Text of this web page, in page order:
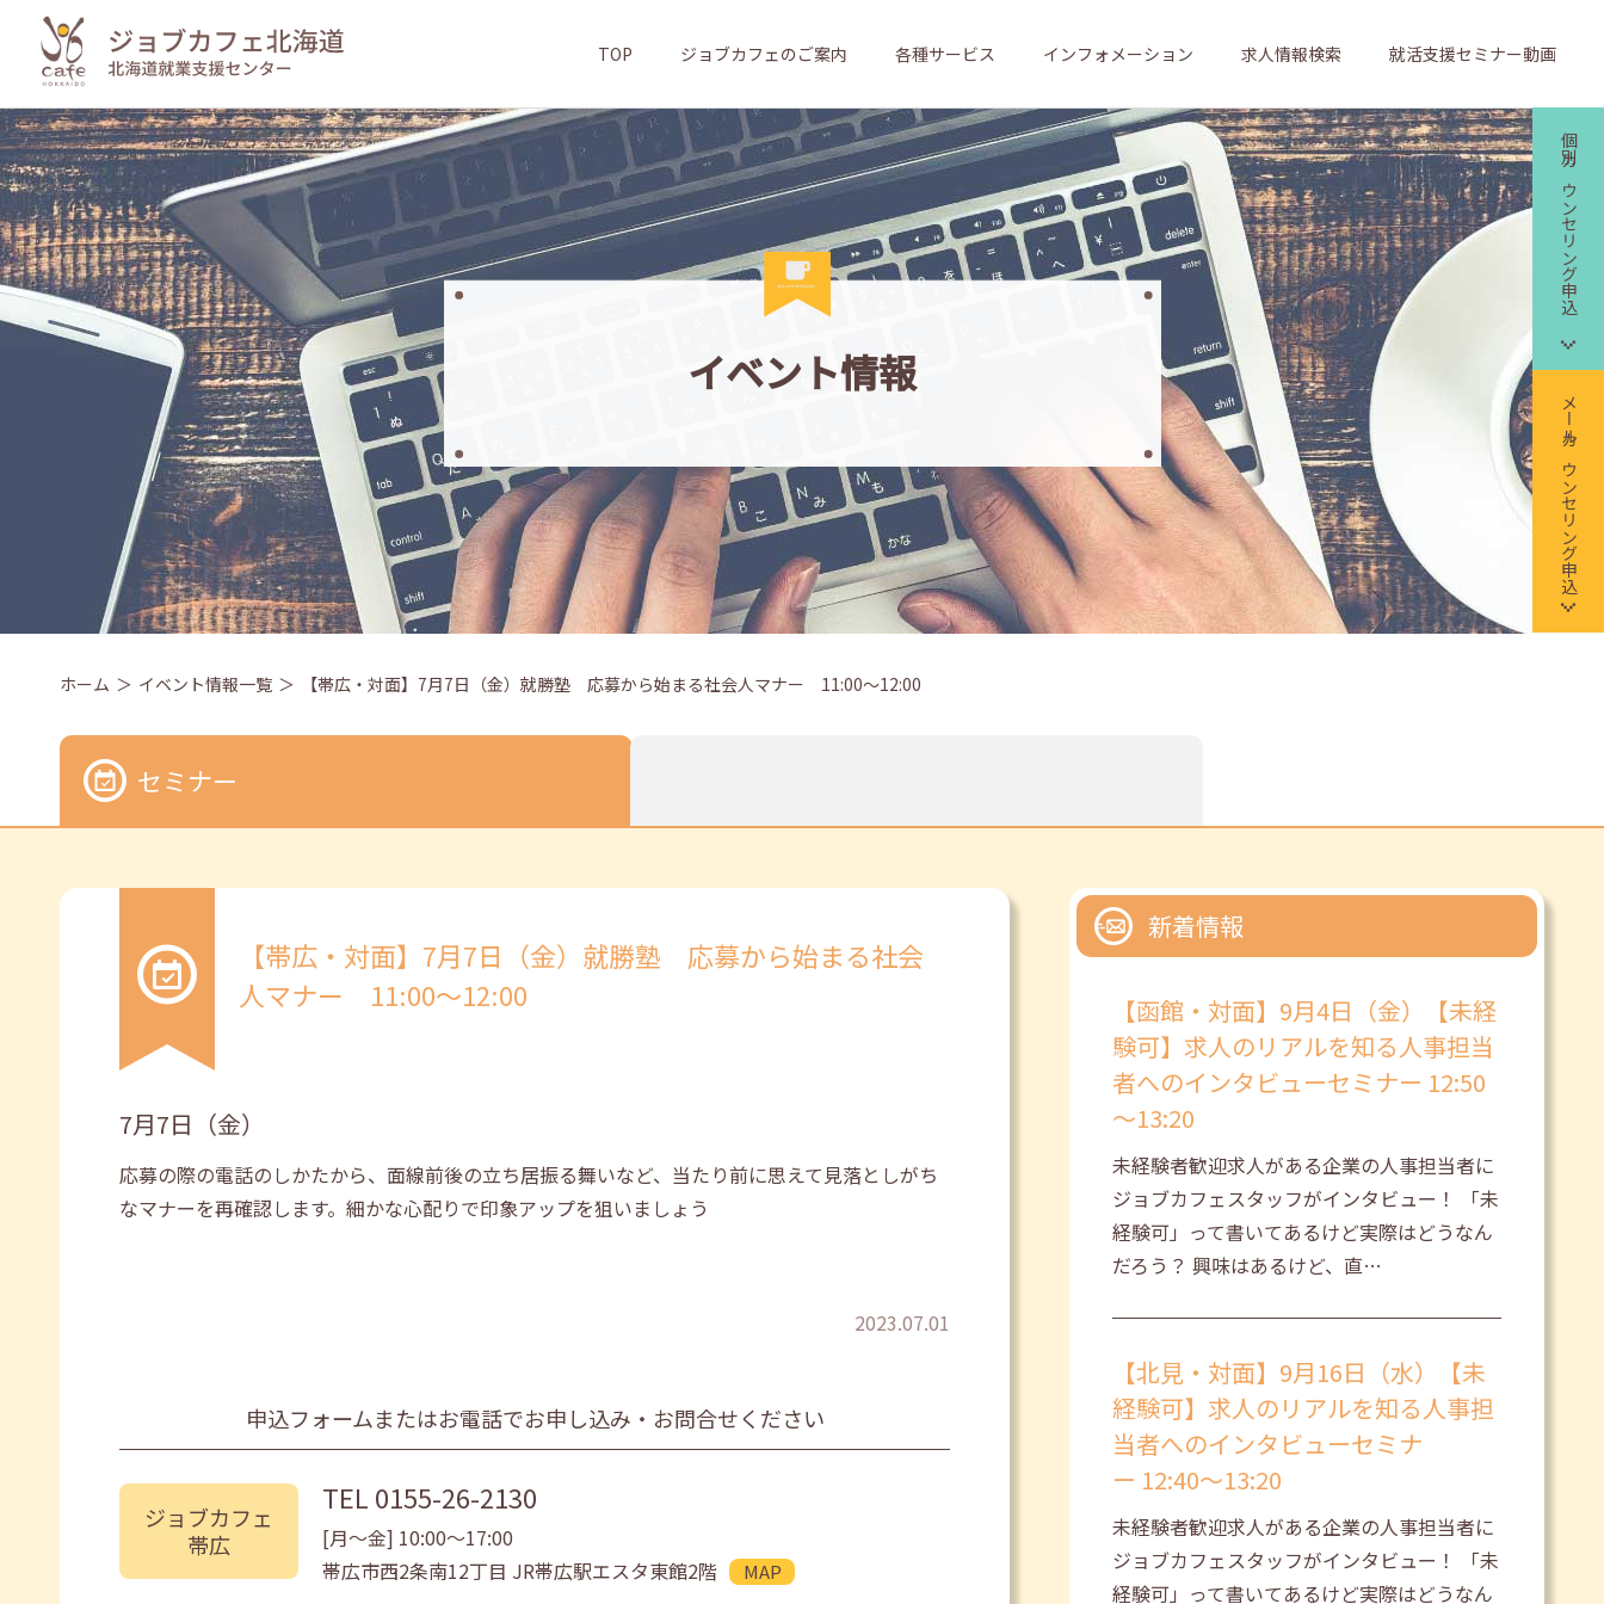
TOP ジョブカフェのご案内 各種サービス インフォメーション 求人情報検索 就活支援セミナー動画
個別カウンセリング申込
メールカウンセリング申込
イベント情報
ホーム イベント情報一覧 【帯広・対面】7月7日（金）就勝塾 応募から始まる社会人マナー 11:00～12:00
セミナー
【帯広・対面】7月7日（金）就勝塾 応募から始まる社会
人マナー 11:00～12:00
7月7日（金）
応募の際の電話のしかたから、面線前後の立ち居振る舞いなど、当たり前に思えて見落としがち
なマナーを再確認します。細かな心配りで印象アップを狙いましょう
2023.07.01
申込フォームまたはお電話でお申し込み・お問合せください
ジョブカフェ
帯広
TEL 0155-26-2130
[月〜金] 10:00〜17:00
帯広市西2条南12丁目 JR帯広駅エスタ東館2階
MAP
新着情報
【函館・対面】9月4日（金）【未経
験可】求人のリアルを知る人事担当
者へのインタビューセミナー 12:50
～13:20
未経験者歓迎求人がある企業の人事担当者に
ジョブカフェスタッフがインタビュー！ 「未
経験可」って書いてあるけど実際はどうなん
だろう？ 興味はあるけど、直…
【北見・対面】9月16日（水）【未
経験可】求人のリアルを知る人事担
当者へのインタビューセミナ
ー 12:40～13:20
未経験者歓迎求人がある企業の人事担当者に
ジョブカフェスタッフがインタビュー！ 「未
経験可」って書いてあるけど実際はどうなん